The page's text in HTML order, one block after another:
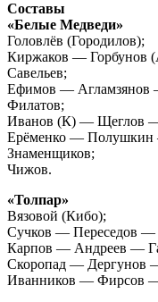
Составы
«Белые Медведи»
Головлёв (Городилов);
Киржаков — Горбунов
Савельев;
Ефимов — Агламзянов
Филатов;
Иванов (К) — Щеглов
Ерёменко — Полушкин
Знаменщиков;
Чижов.
«Толпар»
Вязовой (Кибо);
Сучков — Переседов
Карпов — Андреев —
Скоропад — Дергунов
Иванников — Фирсов